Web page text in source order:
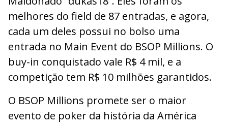
melhores do field de 87 entradas, e agora,
cada um deles possui no bolso uma
entrada no Main Event do BSOP Millions. O
buy-in conquistado vale R$ 4 mil, e a
competição tem R$ 10 milhões garantidos.
O BSOP Millions promete ser o maior
evento de poker da história da América